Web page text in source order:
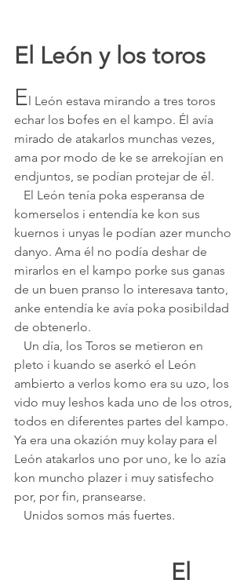
El León y los toros
E l León estava mirando a tres toros
echar los bofes en el kampo. Él avía
mirado de atakarlos munchas vezes,
ama por modo de ke se arrekojían en
endjuntos, se podían protejar de él.
komerselos i entendía ke kon sus
kuernos i unyas le podían azer muncho
danyo. Ama él no podía deshar de
mirarlos en el kampo porke sus ganas
de un buen pranso lo interesava tanto,
anke entendía ke avía poka posibildad
de obtenerlo.
pleto i kuando se aserkó el León
ambierto a verlos komo era su uzo, los
vido muy leshos kada uno de los otros,
todos en diferentes partes del kampo.
Ya era una okazión muy kolay para el
León atakarlos uno por uno, ke lo azía
kon muncho plazer i muy satisfecho
por, por fin, pransearse.
   Unidos somos más fuertes.